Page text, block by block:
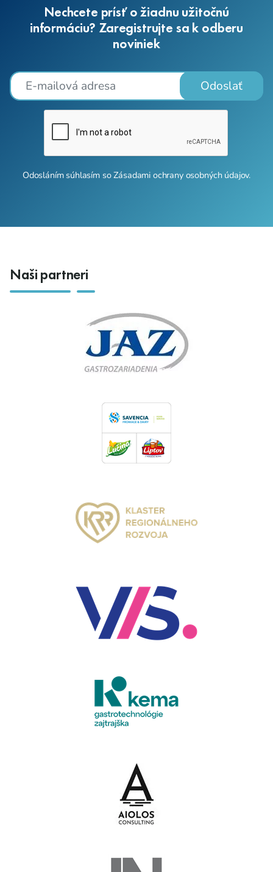
Nechcete prísť o žiadnu užitočnú
informáciu? Zaregistrujte sa k odberu
noviniek
Odoslať
Odosláním súhlasím soZásadami ochrany osobných údajov.
Naši partneri